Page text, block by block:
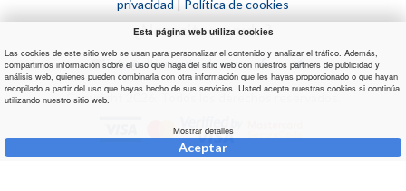
Esta página web utiliza cookies
Las cookies de este sitio web se usan para personalizar el contenido y analizar el tráfico. Además,
compartimos información sobre el uso que haga del sitio web con nuestros partners de publicidad y
análisis web, quienes pueden combinarla con otra información que les hayas proporcionado o que hayan
recopilado a partir del uso que hayas hecho de sus servicios. Usted acepta nuestras cookies si continúa
utilizando nuestro sitio web.
Mostrar detalles
Aceptar
privacidad | Política de cookies
¿Necesitas ayuda?
info@ultimaentrada.com
Copyright 2026. Todos los derechos reservados.